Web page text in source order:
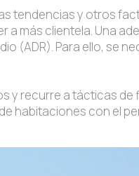
tendencias y otros
más clientela. Una
(ADR). Para ello, se
y recurre a tácticas de
habitaciones con el